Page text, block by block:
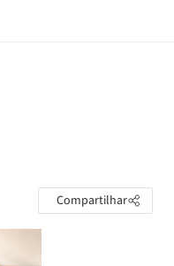
Compartilhar